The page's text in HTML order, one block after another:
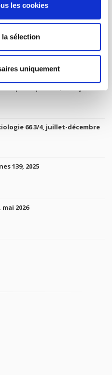
les cookies
sélection
uniquement
66 3/4, juillet-décembre
139, 2025
2026